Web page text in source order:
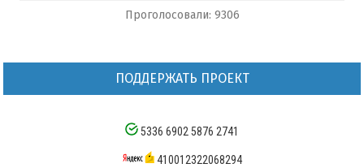
Проголосовали: 9306
ПОДДЕРЖАТЬ ПРОЕКТ
5336 6902 5876 2741
410012322068294